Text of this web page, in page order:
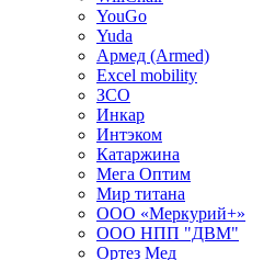
YouGo
Yuda
Армед (Armed)
Еxcel mobility
ЗСО
Инкар
Интэком
Катаржина
Мега Оптим
Мир титана
ООО «Меркурий+»
ООО НПП "ДВМ"
Ортез Мед